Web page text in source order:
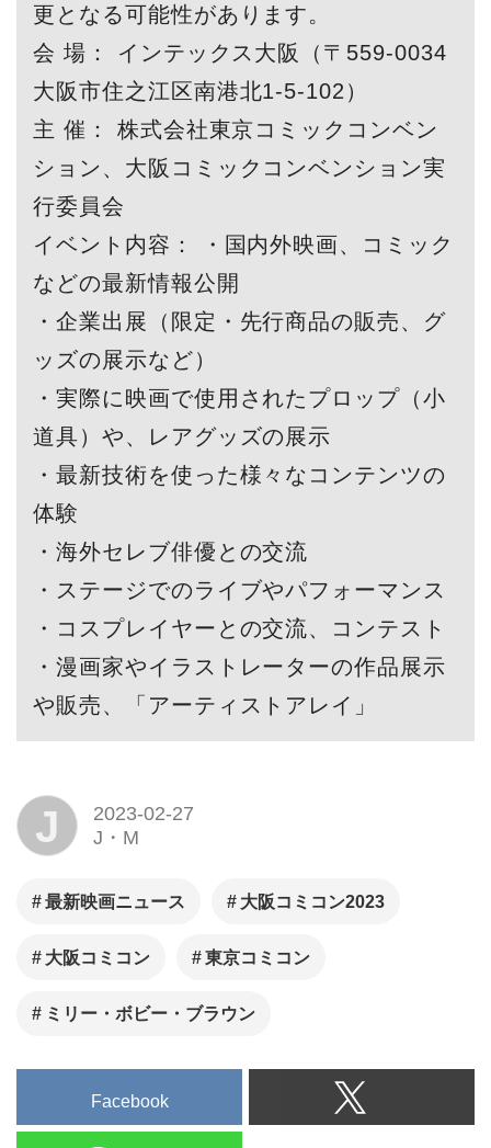
更となる可能性があります。
会 場： インテックス大阪（〒559-0034
大阪市住之江区南港北1-5-102）
主 催： 株式会社東京コミックコンベン
ション、大阪コミックコンベンション実
行委員会
イベント内容： ・国内外映画、コミック
などの最新情報公開
・企業出展（限定・先行商品の販売、グ
ッズの展示など）
・実際に映画で使用されたプロップ（小
道具）や、レアグッズの展示
・最新技術を使った様々なコンテンツの
体験
・海外セレブ俳優との交流
・ステージでのライブやパフォーマンス
・コスプレイヤーとの交流、コンテスト
・漫画家やイラストレーターの作品展示
や販売、「アーティストアレイ」
J
2023-02-27
J・M
最新映画ニュース 大阪コミコン2023
大阪コミコン 東京コミコン
ミリー・ボビー・ブラウン
Facebook